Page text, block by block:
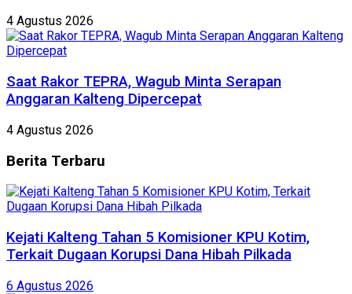
4 Agustus 2026
Saat Rakor TEPRA, Wagub Minta Serapan
Anggaran Kalteng Dipercepat
4 Agustus 2026
Berita Terbaru
Kejati Kalteng Tahan 5 Komisioner KPU Kotim,
Terkait Dugaan Korupsi Dana Hibah Pilkada
6 Agustus 2026